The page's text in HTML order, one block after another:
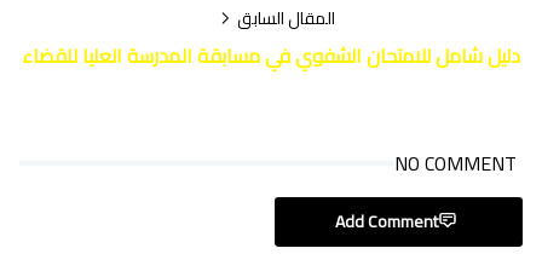
المقال السابق
دليل شامل للامتحان الشفوي في مسابقة المدرسة العليا للقضاء
NO COMMENT
Add Comment